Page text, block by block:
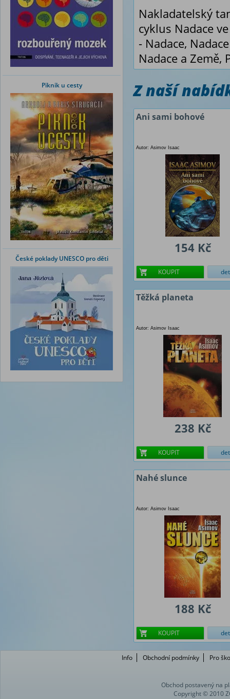
Piknik u cesty
České poklady UNESCO pro děti
Nakladatelský
cyklus Nadace
- Nadace,
Nadace a Země,
Z naší
Ani sami bohové
Autor: Asimov Isaac
154 Kč
KOUPIT
Těžká planeta
Autor: Asimov Isaac
238 Kč
KOUPIT
Nahé slunce
Autor: Asimov Isaac
188 Kč
KOUPIT
Info Obchodní podmínky Pro
Obchod postavený na
Copyright © 2010